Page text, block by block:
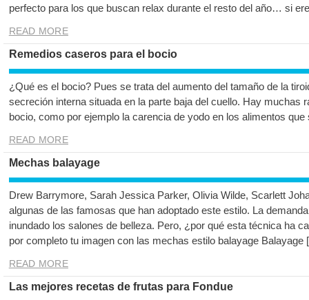
perfecto para los que buscan relax durante el resto del año… si
READ MORE
Remedios caseros para el bocio
¿Qué es el bocio? Pues se trata del aumento del tamaño de la
secreción interna situada en la parte baja del cuello. Hay muchas
bocio, como por ejemplo la carencia de yodo en los alimentos
READ MORE
Mechas balayage
Drew Barrymore, Sarah Jessica Parker, Olivia Wilde, Scarlett
algunas de las famosas que han adoptado este estilo. La
inundado los salones de belleza. Pero, ¿por qué esta técnica ha
por completo tu imagen con las mechas estilo balayage
READ MORE
Las mejores recetas de frutas para Fondue